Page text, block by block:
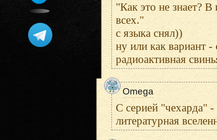
"Как это не знает? В
всех."
с языка снял))
ну или как вариант -
радиоактивная
Omega
С серией "чехарда" -
литературная